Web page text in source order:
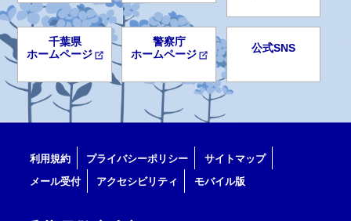
千葉県
ホームページ
警察庁
ホームページ
公式SNS
利用規約 プライバシーポリシー
サイトマップ
メール受付
アクセシビリティ モバイル版